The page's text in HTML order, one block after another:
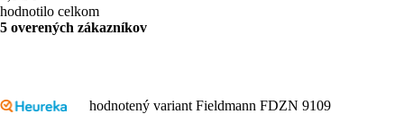
hodnotilo celkom
5 overených zákazníkov
hodnotený variant Fieldmann FDZN 9109